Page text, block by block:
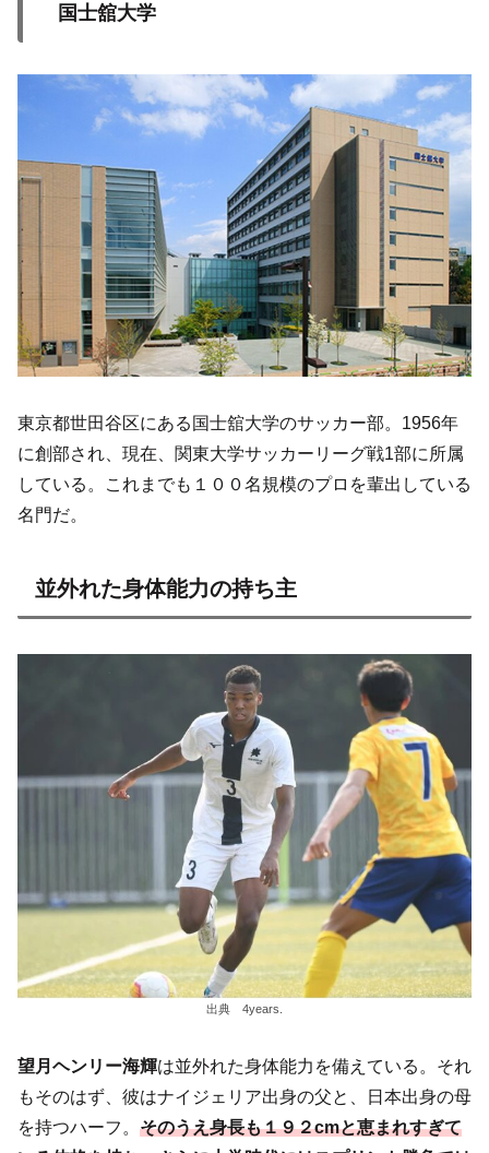
国士舘大学
東京都世田谷区にある国士舘大学のサッカー部。1956年
に創部され、現在、関東大学サッカーリーグ戦1部に所属
している。これまでも１００名規模のプロを輩出している
名門だ。
並外れた身体能力の持ち主
出典 4years.
望月ヘンリー海輝は並外れた身体能力を備えている。それ
もそのはず、彼はナイジェリア出身の父と、日本出身の母
を持つハーフ。 そのうえ身長も１９２cmと恵まれすぎて